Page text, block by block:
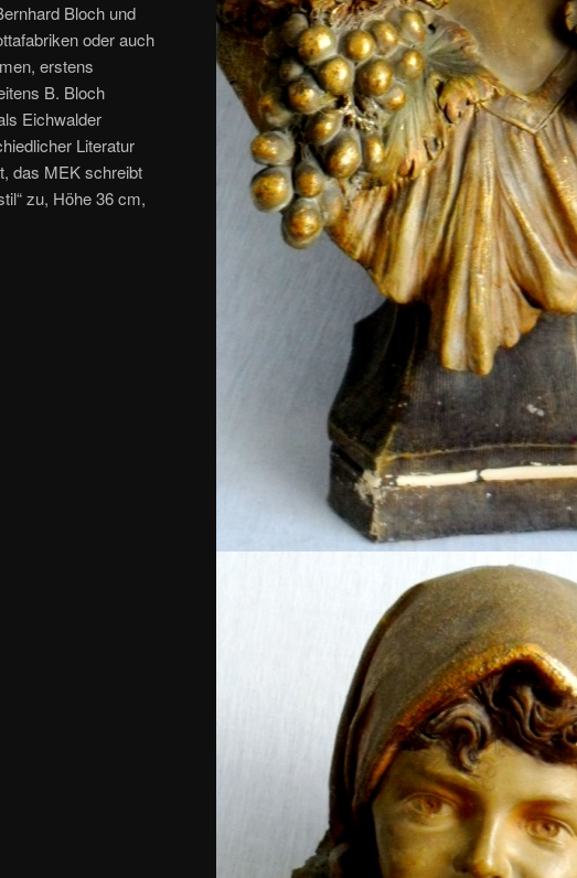
Bloch und
oder auch
erstens
B. Bloch
Eichwalder
Literatur
das MEK schreibt
zu, Höhe 36 cm,